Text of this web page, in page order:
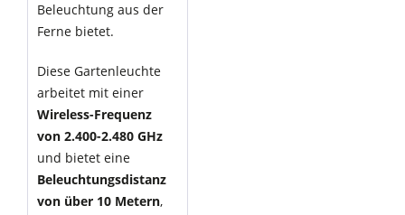
Beleuchtung aus der
Ferne bietet.
Diese Gartenleuchte
arbeitet mit einer
Wireless-Frequenz
von 2.400-2.480 GHz
und bietet eine
Beleuchtungsdistanz
von über 10 Metern,